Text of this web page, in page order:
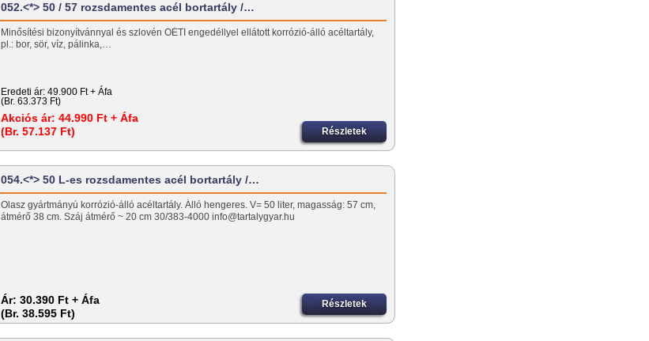
052.<*> 50 / 57 rozsdamentes acél bortartály /…
Minősítési bizonyítvánnyal és szlovén OÉTI engedéllyel ellátott korrózió-álló acéltartály,
pl.: bor, sör, víz, pálinka,…
Eredeti ár: 49.900 Ft + Áfa
(Br. 63.373 Ft)
Akciós ár: 44.990 Ft + Áfa
(Br. 57.137 Ft)
Részletek
054.<*> 50 L-es rozsdamentes acél bortartály /…
Olasz gyártmányú korrózió-álló acéltartály. Álló hengeres. V= 50 liter, magasság: 57 cm,
átmérő 38 cm. Száj átmérő ~ 20 cm 30/383-4000 info@tartalygyar.hu
Ár: 30.390 Ft + Áfa
(Br. 38.595 Ft)
Részletek